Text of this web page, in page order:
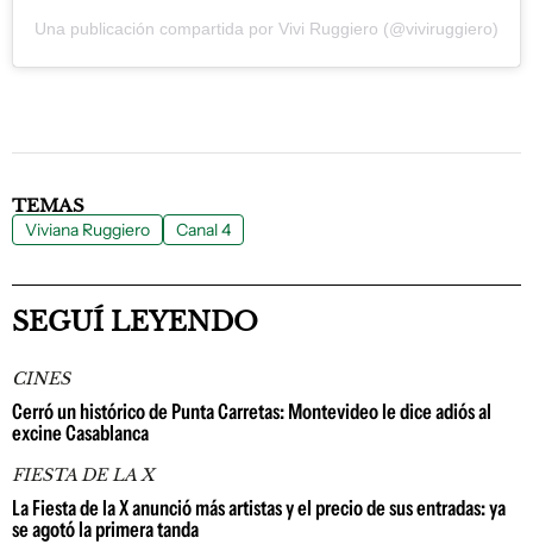
Una publicación compartida por Vivi Ruggiero (@viviruggiero)
TEMAS
Viviana Ruggiero Canal 4
SEGUÍ LEYENDO
CINES
Cerró un histórico de Punta Carretas: Montevideo le dice adiós al
excine Casablanca
FIESTA DE LA X
La Fiesta de la X anunció más artistas y el precio de sus entradas: ya
se agotó la primera tanda